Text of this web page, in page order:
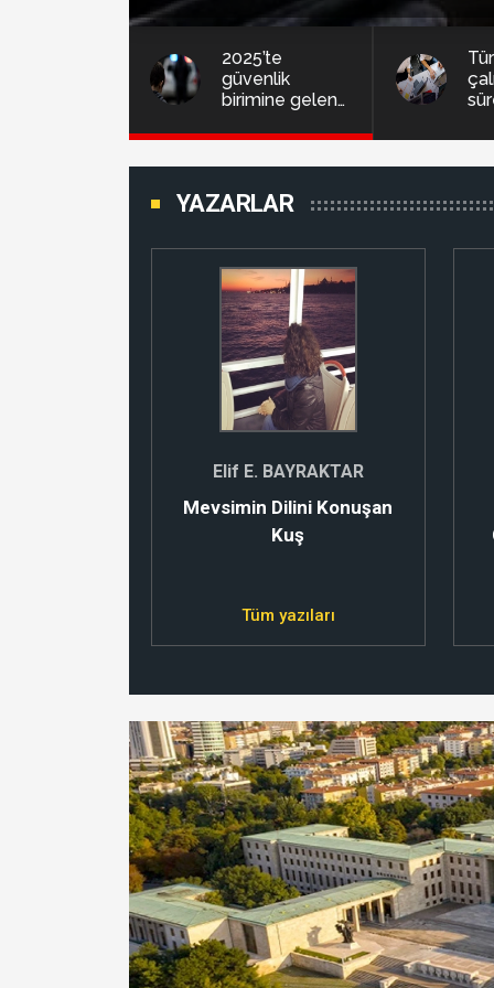
2025’te
güvenlik
birimine gelen
yüzde 44’ü
mağdur!
YAZARLAR
Elif E. BAYRAKTAR
Mevsimin Dilini Konuşan
Kuş
Tüm yazıları